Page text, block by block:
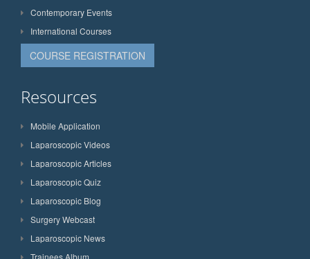
Contemporary Events
International Courses
COURSE REGISTRATION
Resources
Mobile Application
Laparoscopic Videos
Laparoscopic Articles
Laparoscopic Quiz
Laparoscopic Blog
Surgery Webcast
Laparoscopic News
Trainees Album